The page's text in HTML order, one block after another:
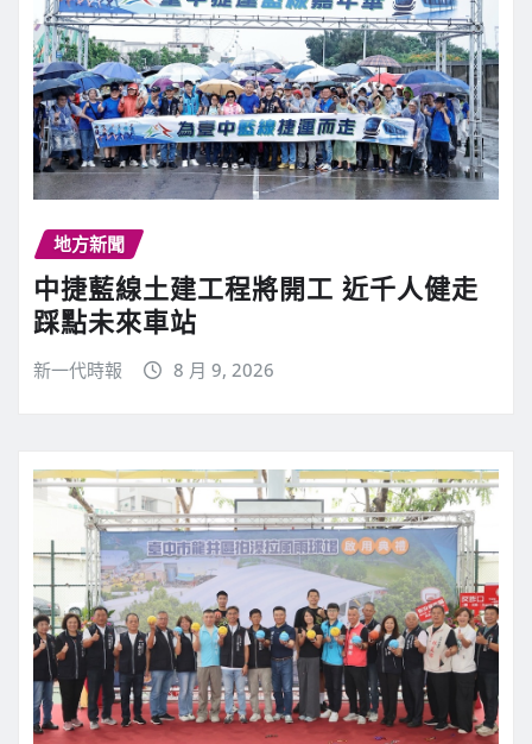
地方新聞
中捷藍線土建工程將開工 近千人健走
踩點未來車站
新一代時報 8 月 9, 2026